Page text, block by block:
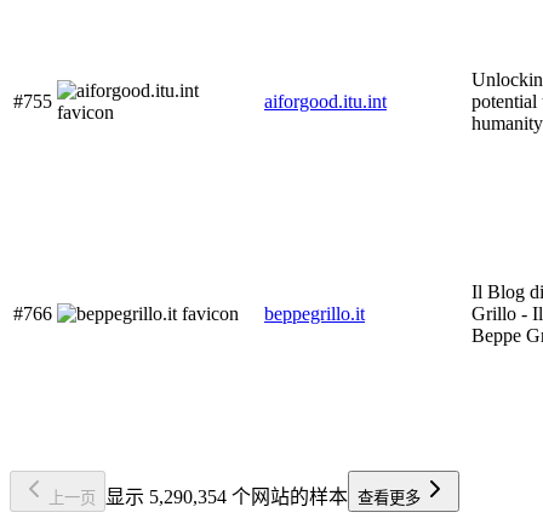
#755 aiforgood.itu.int
potential
humanity
#766 beppegrillo.it
Il Blog
Grillo -
Beppe
上一页 显示 5,290,354 个网站的样本 查看更多